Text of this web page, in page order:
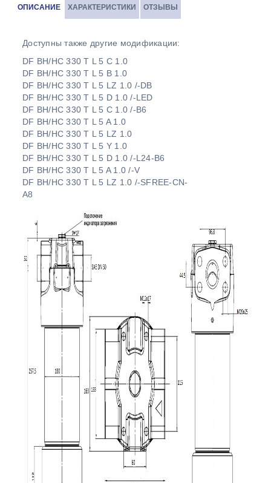
ОПИСАНИЕ ХАРАКТЕРИСТИКИ ОТЗЫВЫ
Доступны также другие модификации:
DF BH/HC 330 T L 5 C 1.0
DF BH/HC 330 T L 5 B 1.0
DF BH/HC 330 T L 5 LZ 1.0 /-DB
DF BH/HC 330 T L 5 D 1.0 /-LED
DF BH/HC 330 T L 5 C 1.0 /-B6
DF BH/HC 330 T L 5 A 1.0
DF BH/HC 330 T L 5 LZ 1.0
DF BH/HC 330 T L 5 Y 1.0
DF BH/HC 330 T L 5 D 1.0 /-L24-B6
DF BH/HC 330 T L 5 A 1.0 /-V
DF BH/HC 330 T L 5 LZ 1.0 /-SFREE-CN-
A8